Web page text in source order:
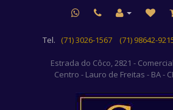
Tel. (71) 3026-1567 (71) 98642-
Estrada do Côco, 2821 -
Centro - Lauro de Freitas - BA -